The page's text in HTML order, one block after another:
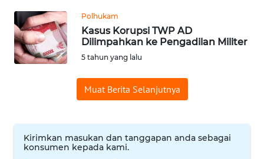
Polhukam
Kasus Korupsi TWP AD
Dilimpahkan ke Pengadilan Militer
5 tahun yang lalu
Muat Berita Selanjutnya
Kirimkan masukan dan tanggapan anda sebagai
konsumen kepada kami.
WN
BABEL
WN
SUMSEL